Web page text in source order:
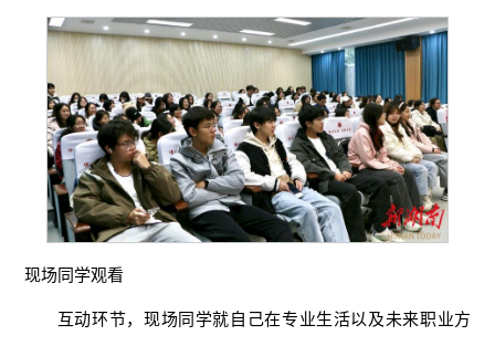
现场同学观看
互动环节，现场同学就自己在专业生活以及未来职业方